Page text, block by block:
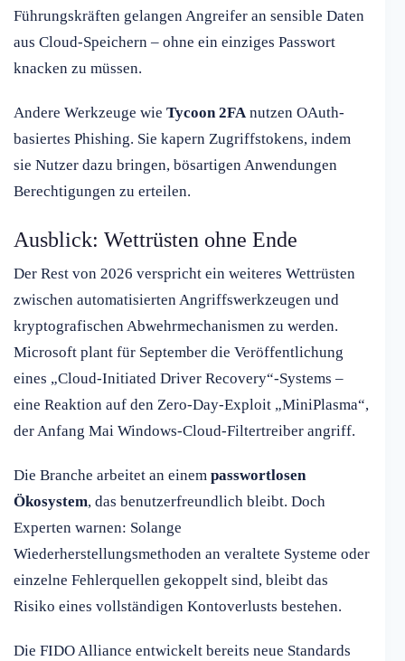
Führungskräften gelangen Angreifer an sensible Daten
aus Cloud-Speichern – ohne ein einziges Passwort
knacken zu müssen.
Andere Werkzeuge wie Tycoon 2FA nutzen OAuth-
basiertes Phishing. Sie kapern Zugriffstokens, indem
sie Nutzer dazu bringen, bösartigen Anwendungen
Berechtigungen zu erteilen.
Ausblick: Wettrüsten ohne Ende
Der Rest von 2026 verspricht ein weiteres Wettrüsten
zwischen automatisierten Angriffswerkzeugen und
kryptografischen Abwehrmechanismen zu werden.
Microsoft plant für September die Veröffentlichung
eines „Cloud-Initiated Driver Recovery“-Systems –
eine Reaktion auf den Zero-Day-Exploit „MiniPlasma“,
der Anfang Mai Windows-Cloud-Filtertreiber angriff.
Die Branche arbeitet an einem passwortlosen
Ökosystem, das benutzerfreundlich bleibt. Doch
Experten warnen: Solange
Wiederherstellungsmethoden an veraltete Systeme oder
einzelne Fehlerquellen gekoppelt sind, bleibt das
Risiko eines vollständigen Kontoverlusts bestehen.
Die FIDO Alliance entwickelt bereits neue Standards